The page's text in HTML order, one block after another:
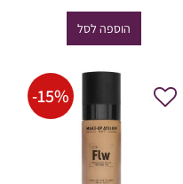
היה:
₪239.00.הוספה לסל
-15%